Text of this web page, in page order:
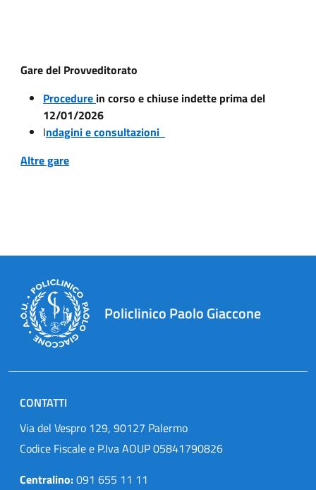
Gare del Provveditorato
Procedure in corso e chiuse indette prima del
12/01/2026
Indagini e consultazioni
Altre gare
Policlinico Paolo Giaccone
CONTATTI
Via del Vespro 129, 90127 Palermo
Codice Fiscale e P.Iva AOUP 05841790826
Centralino:091 655 11 11